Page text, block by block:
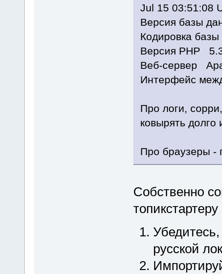
Jul 15 03:51:08
Версия базы
Кодировка
Версия PHP
Веб-сервер
Интерфейс
Про логи,
ковырять
Про браузеры -
Собственно
русской